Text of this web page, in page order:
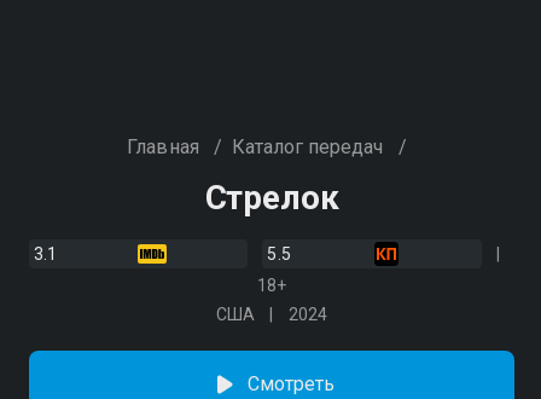
Главная / Каталог передач /
Стрелок
3.1
5.5
18+
США
2024
Смотреть